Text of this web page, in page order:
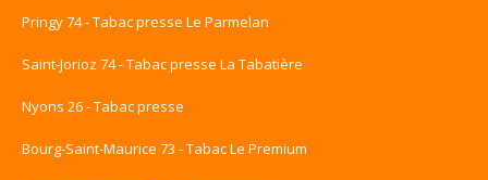
Pringy 74 - Tabac presse Le Parmelan
Saint-Jorioz 74 - Tabac presse La Tabatière
Nyons 26 - Tabac presse
Bourg-Saint-Maurice 73 - Tabac Le Premium